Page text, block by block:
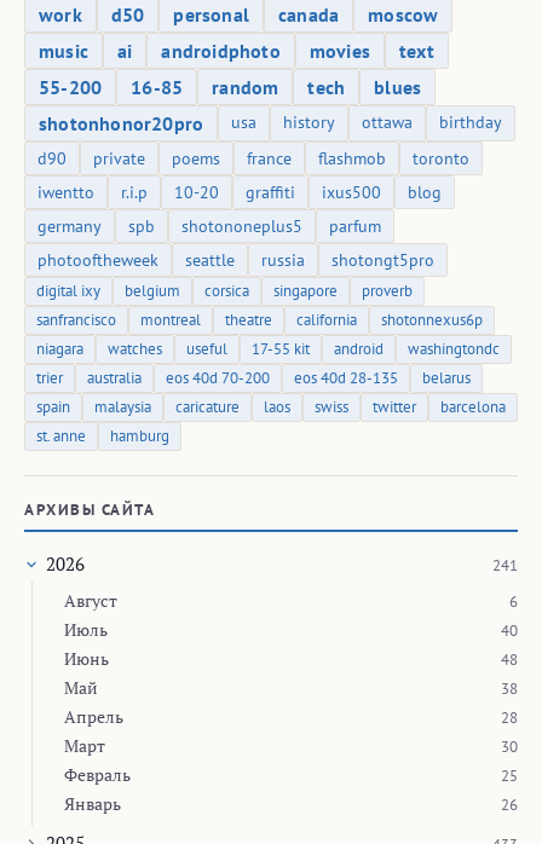
work
d50 personal canada
moscow
music
ai androidphoto movies
text
55-200
16-85 random tech
blues
shotonhonor20pro
usa history ottawa
birthday
d90
private poems france flashmob
toronto
iwentto
r.i.p 10-20 graffiti ixus500
blog
germany
spb shotononeplus5
parfum
photooftheweek
seattle russia shotongt5pro
digital ixy belgium corsica singapore
proverb
sanfrancisco
montreal theatre california
shotonnexus6p
niagara
watches useful 17-55 kit android
washingtondc
trier
australia eos 40d 70-200 eos 40d 28-135
belarus
spain
malaysia caricature laos swiss twitter
barcelona
st. anne
hamburg
АРХИВЫ САЙТА
2026 241
Август 6
Июль 40
Июнь 48
Май 38
Апрель 28
Март 30
Февраль 25
Январь 26